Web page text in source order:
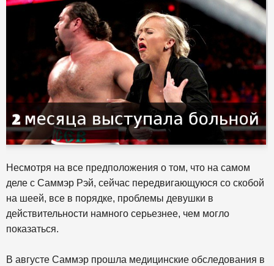
Несмотря на все предположения о том, что на самом
деле с Саммэр Рэй, сейчас передвигающуюся со скобой
на шеей, все в порядке, проблемы девушки в
действительности намного серьезнее, чем могло
показаться.
В августе Саммэр прошла медицинские обследования в